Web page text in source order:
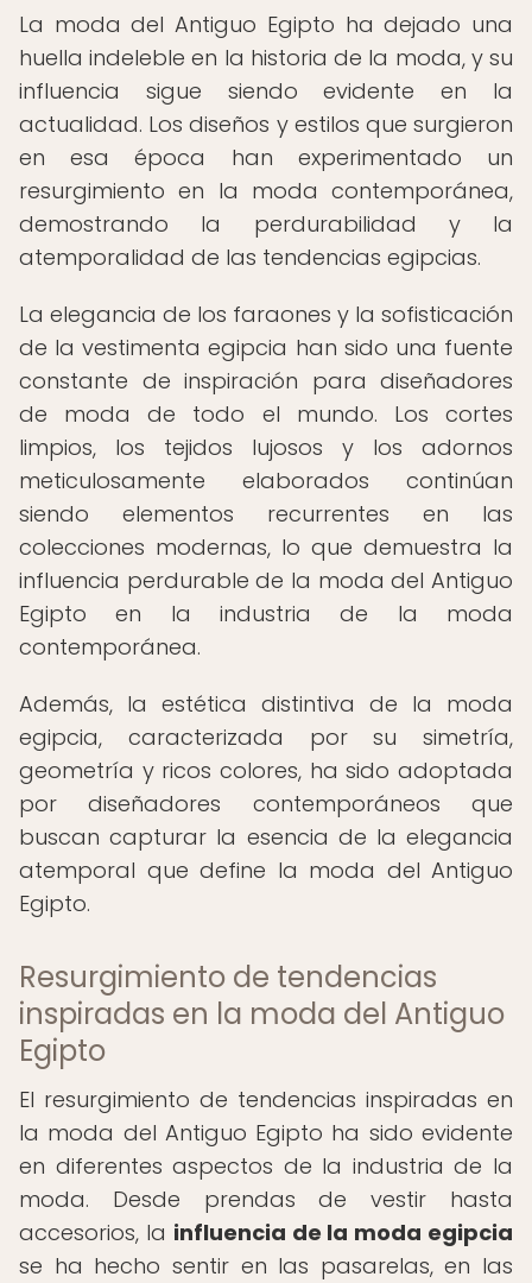
La moda del Antiguo Egipto ha dejado una
huella indeleble en la historia de la moda, y su
influencia sigue siendo evidente en la
actualidad. Los diseños y estilos que surgieron
en esa época han experimentado un
resurgimiento en la moda contemporánea,
demostrando la perdurabilidad y la
atemporalidad de las tendencias egipcias.
La elegancia de los faraones y la sofisticación
de la vestimenta egipcia han sido una fuente
constante de inspiración para diseñadores
de moda de todo el mundo. Los cortes
limpios, los tejidos lujosos y los adornos
meticulosamente elaborados continúan
siendo elementos recurrentes en las
colecciones modernas, lo que demuestra la
influencia perdurable de la moda del Antiguo
Egipto en la industria de la moda
contemporánea.
Además, la estética distintiva de la moda
egipcia, caracterizada por su simetría,
geometría y ricos colores, ha sido adoptada
por diseñadores contemporáneos que
buscan capturar la esencia de la elegancia
atemporal que define la moda del Antiguo
Egipto.
Resurgimiento de tendencias
inspiradas en la moda del Antiguo
Egipto
El resurgimiento de tendencias inspiradas en
la moda del Antiguo Egipto ha sido evidente
en diferentes aspectos de la industria de la
moda. Desde prendas de vestir hasta
accesorios, la influencia de la moda egipcia
se ha hecho sentir en las pasarelas, en las